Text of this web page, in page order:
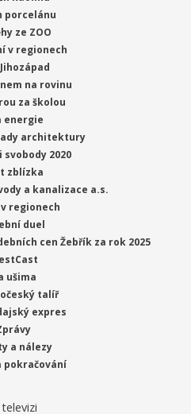
porcelánu
ze ZOO
v regionech
Jihozápad
na rovinu
za školou
energie
architektury
svobody 2020
zblízka
a kanalizace a.s.
regionech
duel
cen Žebřík za rok 2025
ušima
talíř
expres
a nálezy
pokračování